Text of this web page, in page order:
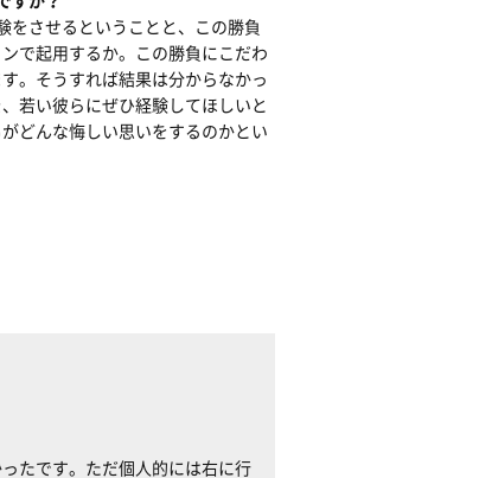
をさせるということと、この勝負
で起用するか。この勝負にこだわ
。そうすれば結果は分からなかっ
若い彼らにぜひ経験してほしいと
どんな悔しい思いをするのかとい
たです。ただ個人的には右に行